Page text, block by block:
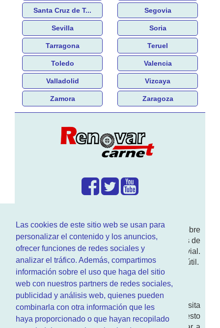
Las cookies de este sitio web se usan para
personalizar el contenido y los anuncios,
ofrecer funciones de redes sociales y
analizar el tráfico. Además, compartimos
información sobre el uso que haga del sitio
web con nuestros partners de redes sociales,
publicidad y análisis web, quienes pueden
combinarla con otra información que les
haya proporcionado o que hayan recopilado
Santa Cruz de T... Segovia
Sevilla Soria
Tarragona Teruel
Toledo Valencia
Valladolid Vizcaya
Zamora Zaragoza
Enwww.RenovarCarnet.comTe contamos sobre
larenovación del permisode conducir, noticias de
actualidad motor y sobre todo seguridad vial.
Ademas tenemos todo tipo de información DGT útil.
¿Quienes somos?
Quieres saber quien mantiene la pagina, visita
nuestrasección de contacto. Aquí tienes nuesto